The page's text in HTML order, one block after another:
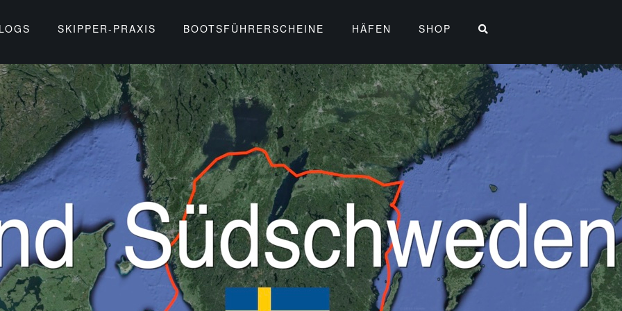
SKIPPER-PRAXIS BOOTSFÜHRERSCHEINE HÄFEN SHOP